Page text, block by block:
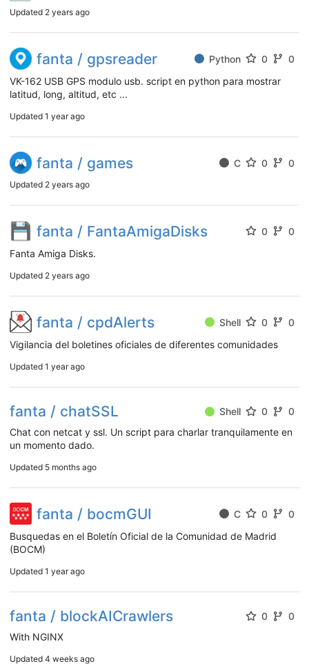
Updated 2 years ago
fanta / gpsreader Python 0
0
VK-162 USB GPS modulo usb. script en python para mostrar
latitud, long, altitud, etc ...
Updated 1 year ago
fanta / games C 0 0
Updated 2 years ago
fanta / FantaAmigaDisks 0
0
Fanta Amiga Disks.
Updated 2 years ago
fanta / cpdAlerts Shell 0
0
Vigilancia del boletines oficiales de diferentes comunidades
Updated 1 year ago
fanta / chatSSL Shell 0
0
Chat con netcat y ssl. Un script para charlar tranquilamente en
un momento dado.
Updated 5 months ago
fanta / bocmGUI C 0
0
Busquedas en el Boletín Oficial de la Comunidad de Madrid
(BOCM)
Updated 1 year ago
fanta / blockAICrawlers 0
0
With NGINX
Updated 4 weeks ago